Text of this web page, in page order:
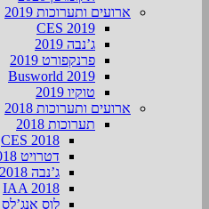
ארועים ותערוכות 2019
CES 2019
ג’נבה 2019
פרנקפורט 2019
Busworld 2019
טוקיו 2019
ארועים ותערוכות 2018
תערוכות 2018
CES 2018
דטרויט 2018
ג’נבה 2018
IAA 2018
לוס אנג’לס 2018